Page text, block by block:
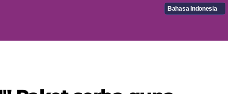
Bahasa Indonesia